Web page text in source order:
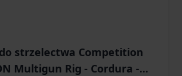
strzelectwa Competition
Multigun Rig - Cordura -